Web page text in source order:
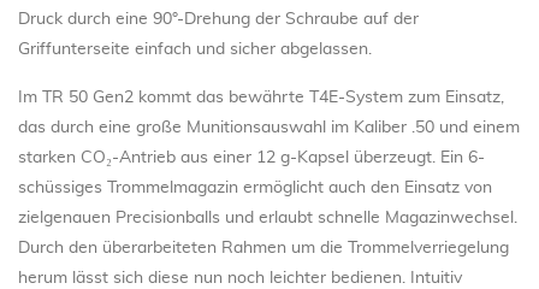
Druck durch eine 90°-Drehung der Schraube auf der
Griffunterseite einfach und sicher abgelassen.
Im TR 50 Gen2 kommt das bewährte T4E-System zum Einsatz,
das durch eine große Munitionsauswahl im Kaliber .50 und einem
starken CO₂-Antrieb aus einer 12 g-Kapsel überzeugt. Ein 6-
schüssiges Trommelmagazin ermöglicht auch den Einsatz von
zielgenauen Precisionballs und erlaubt schnelle Magazinwechsel.
Durch den überarbeiteten Rahmen um die Trommelverriegelung
herum lässt sich diese nun noch leichter bedienen. Intuitiv